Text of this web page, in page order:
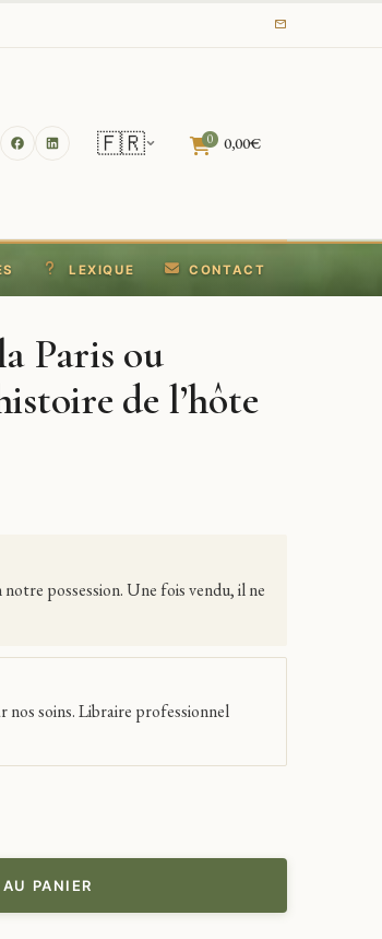
🇫🇷 0 0,00€
LEXIQUE CONTACT
Paris ou
de l’hôte
possession. Une fois vendu, il ne
nos soins. Libraire professionnel
PANIER